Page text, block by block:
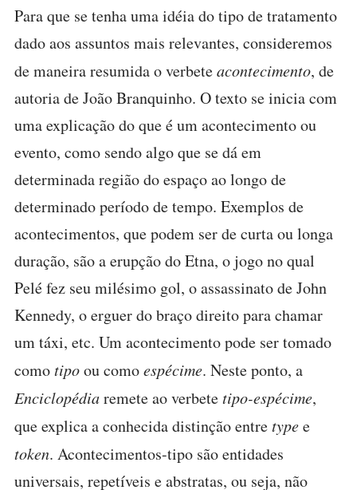
Para que se tenha uma idéia do tipo de tratamento
dado aos assuntos mais relevantes, consideremos
de maneira resumida o verbeteacontecimento, de
autoria de João Branquinho. O texto se inicia com
uma explicação do que é um acontecimento ou
evento, como sendo algo que se dá em
determinada região do espaço ao longo de
determinado período de tempo. Exemplos de
acontecimentos, que podem ser de curta ou longa
duração, são a erupção do Etna, o jogo no qual
Pelé fez seu milésimo gol, o assassinato de John
Kennedy, o erguer do braço direito para chamar
um táxi, etc. Um acontecimento pode ser tomado
comotipoou comoespécime. Neste ponto, a
Enciclopédiaremete ao verbetetipo-espécime,
que explica a conhecida distinção entretypee
token. Acontecimentos-tipo são entidades
universais, repetíveis e abstratas, ou seja, não